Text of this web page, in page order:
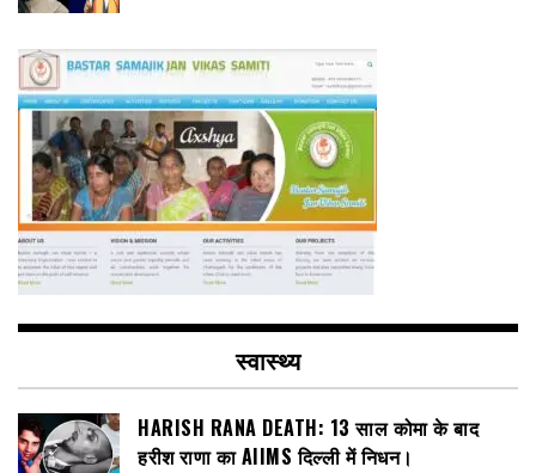
स्वास्थ्य
HARISH RANA DEATH: 13 साल कोमा के बाद
हरीश राणा का AIIMS दिल्ली में निधन।